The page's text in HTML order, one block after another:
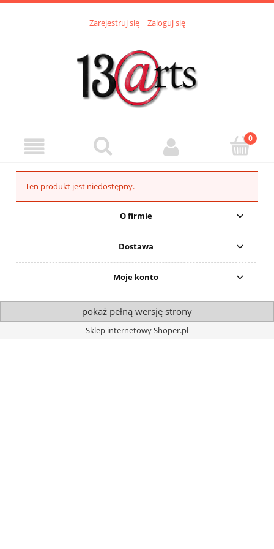
Zarejestruj się Zaloguj się
Ten produkt jest niedostępny.
O firmie
Dostawa
Moje konto
pokaż pełną wersję strony
Sklep internetowy Shoper.pl